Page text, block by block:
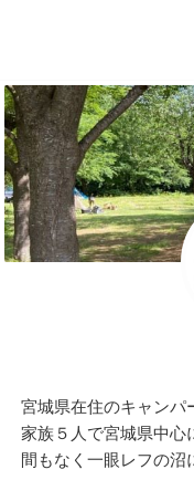
宮城県在住のキャンパ
家族５人で宮城県中心
間もなく一眼レフの沼